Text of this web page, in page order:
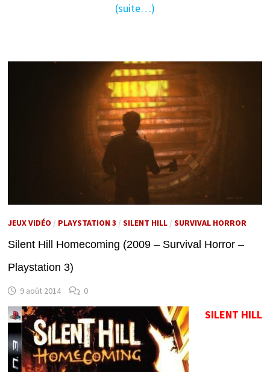
(suite…)
JEUX VIDÉO / PLAYSTATION 3 / SILENT HILL/ SURVIVAL HORROR
Silent Hill Homecoming (2009 – Survival Horror –
Playstation 3)
9 août 2014 0
SILENT HILL